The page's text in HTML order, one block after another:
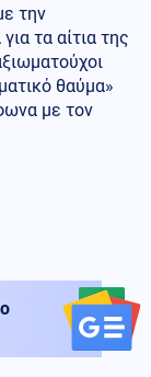
την
τα αίτια της
θαύμα»
με τον